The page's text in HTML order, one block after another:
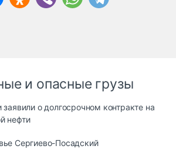
и опасные грузы
о долгосрочном контракте на
нефти
Сергиево-Посадский